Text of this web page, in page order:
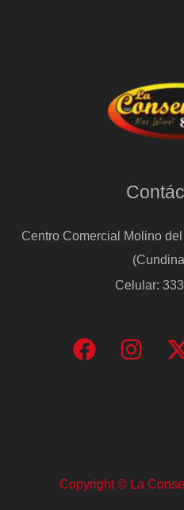
Centro Comercial Molino
Celular:
Copyright © La